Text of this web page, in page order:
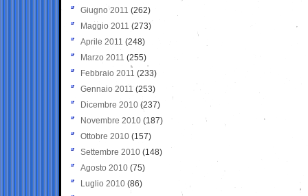
Giugno 2011 (262)
Maggio 2011 (273)
Aprile 2011 (248)
Marzo 2011 (255)
Febbraio 2011 (233)
Gennaio 2011 (253)
Dicembre 2010 (237)
Novembre 2010 (187)
Ottobre 2010 (157)
Settembre 2010 (148)
Agosto 2010 (75)
Luglio 2010 (86)